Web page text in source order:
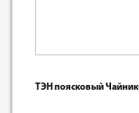
ТЭН поясковый